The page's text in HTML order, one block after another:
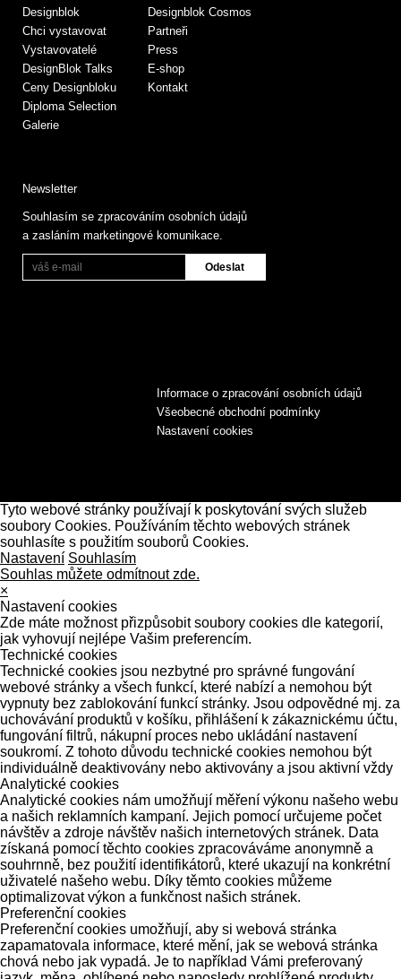
Designblok
Chci vystavovat
Vystavovatelé
DesignBlok Talks
Ceny Designbloku
Diploma Selection
Galerie
Designblok Cosmos
Partneři
Press
E-shop
Kontakt
Newsletter
Souhlasím se zpracováním osobních údajů
a zasláním marketingové komunikace.
Informace o zpracování osobních údajů
Všeobecné obchodní podmínky
Nastavení cookies
Tyto webové stránky používají k poskytování svých služeb
soubory Cookies. Používáním těchto webových stránek
souhlasíte s použitím souborů Cookies.
Nastavení Souhlasím
Souhlas můžete odmítnout zde.
×
Nastavení cookies
Zde máte možnost přizpůsobit soubory cookies dle kategorií,
jak vyhovují nejlépe Vašim preferencím.
Technické cookies
Technické cookies jsou nezbytné pro správné fungování
webové stránky a všech funkcí, které nabízí a nemohou být
vypnuty bez zablokování funkcí stránky. Jsou odpovědné mj. za
uchovávání produktů v košíku, přihlášení k zákaznickému účtu,
fungování filtrů, nákupní proces nebo ukládání nastavení
soukromí. Z tohoto důvodu technické cookies nemohou být
individuálně deaktivovány nebo aktivovány a jsou aktivní vždy
Analytické cookies
Analytické cookies nám umožňují měření výkonu našeho webu
a našich reklamních kampaní. Jejich pomocí určujeme počet
návštěv a zdroje návštěv našich internetových stránek. Data
získaná pomocí těchto cookies zpracováváme anonymně a
souhrnně, bez použití identifikátorů, které ukazují na konkrétní
uživatelé našeho webu. Díky těmto cookies můžeme
optimalizovat výkon a funkčnost našich stránek.
Preferenční cookies
Preferenční cookies umožňují, aby si webová stránka
zapamatovala informace, které mění, jak se webová stránka
chová nebo jak vypadá. Je to například Vámi preferovaný